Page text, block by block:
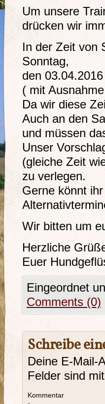
Um unsere
drücken wir
In der Zeit von
Sonntag,
den
( mit
Da wir diese
Auch an den
und müssen
Unser
(gleiche Zeit
zu verlegen.
Gerne könnt
Wir bitten um
Herzliche
Euer
Eingeordnet
Comments (0)
Schreibe
Deine E-Mail-
Felder sind mit
Kommentar